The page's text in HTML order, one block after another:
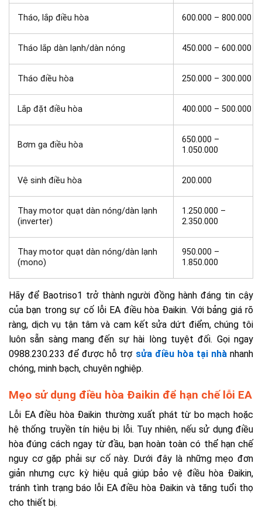
Tháo, lắp điều hòa 600.000 – 800.000
Tháo lắp dàn lạnh/dàn nóng 450.000 – 600.000
Tháo điều hòa 250.000 – 300.000
Lắp đặt điều hòa 400.000 – 500.000
Bơm ga điều hòa
650.000 –
1.050.000
Vệ sinh điều hòa 200.000
Thay motor quạt dàn nóng/dàn lạnh
(inverter)
1.250.000 –
2.350.000
Thay motor quạt dàn nóng/dàn lạnh
(mono)
950.000 –
1.850.000
Hãy để Baotriso1 trở thành người đồng hành đáng tin cậy
của bạn trong sự cố lỗi EA điều hòa Đaikin. Với bảng giá rõ
ràng, dịch vụ tận tâm và cam kết sửa dứt điểm, chúng tôi
luôn sẵn sàng mang đến sự hài lòng tuyệt đối. Gọi ngay
0988.230.233 để được hỗ trợ sửa điều hòa tại nhà nhanh
chóng, minh bạch, chuyên nghiệp.
Mẹo sử dụng điều hòa Đaikin để hạn chế lỗi EA
Lỗi EA điều hòa Đaikin thường xuất phát từ bo mạch hoặc
hệ thống truyền tín hiệu bị lỗi. Tuy nhiên, nếu sử dụng điều
hòa đúng cách ngay từ đầu, bạn hoàn toàn có thể hạn chế
nguy cơ gặp phải sự cố này. Dưới đây là những mẹo đơn
giản nhưng cực kỳ hiệu quả giúp bảo vệ điều hòa Đaikin,
tránh tình trạng báo lỗi EA điều hòa Đaikin và tăng tuổi thọ
cho thiết bị.